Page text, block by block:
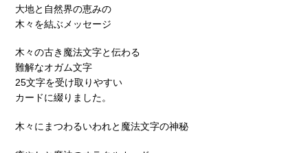
大地と自然界の恵みの
木々を結ぶメッセージ
木々の古き魔法文字と伝わる
難解なオガム文字
25文字を受け取りやすい
カードに綴りました。
木々にまつわるいわれと魔法文字の神秘